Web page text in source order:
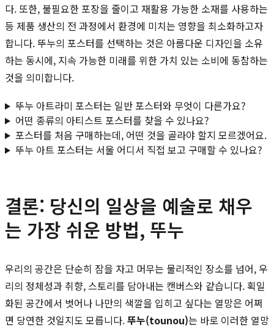
다. 또한, 불필요한 포장을 줄이고 재활용 가능한 소재를 사용하는
등 제품 생산의 전 과정에서 환경에 미치는 영향을 최소화하고자
합니다. 뚜누의 포스터를 선택하는 것은 아름다운 디자인을 소유
하는 동시에, 지속 가능한 미래를 위한 가치 있는 소비에 동참하는
것을 의미합니다.
뚜누 아트라미 포스터는 일반 포스터와 무엇이 다른가요?
어떤 종류의 아티스트 포스터를 찾을 수 있나요?
포스터를 처음 구매하는데, 어떤 것을 골라야 할지 모르겠어요.
뚜누 아트 포스터는 서울 어디서 직접 보고 구매할 수 있나요?
결론: 당신의 일상을 예술로 채우
는 가장 쉬운 방법, 뚜누
우리의 공간은 단순히 잠을 자고 머무는 물리적인 장소를 넘어, 우
리의 정체성과 취향, 스토리를 담아내는 캔버스와 같습니다. 획일
화된 공간에서 벗어나 나만의 색깔을 입히고 싶다는 열망은 어쩌
면 당연한 것일지도 모릅니다.뚜누(tounou)는 바로 이러한 열망